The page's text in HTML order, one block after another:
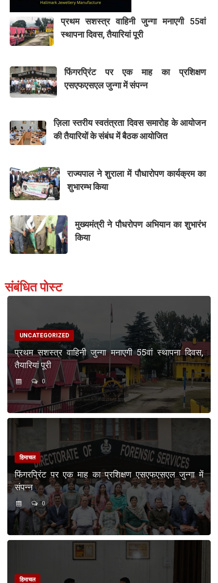
प्रथम सशस्त्र वाहिनी जुन्गा मनाएगी 55वां
स्थापना दिवस, तैयारियां पूरी
फिंगरप्रिंट पर एक माह का प्रशिक्षण
एसएफएसएल जुन्गा में संपन्न
ज़िला स्तरीय स्वतंत्रता दिवस समारोह के आयोजन
की तैयारियों के संबंध में बैठक आयोजित
राज्यपाल ने शुराला में पौधारोपण कार्यक्रम का
शुभारम्भ किया
मुख्यमंत्री ने पौधरोपण अभियान का शुभारंभ
किया
संबंधित पोस्ट
UNCATEGORIZED
प्रथम सशस्त्र वाहिनी जुन्गा मनाएगी 55वां स्थापना दिवस,
तैयारियां पूरी
0
हिमाचल
फिंगरप्रिंट पर एक माह का प्रशिक्षण एसएफएसएल जुन्गा में
संपन्न
0
हिमाचल